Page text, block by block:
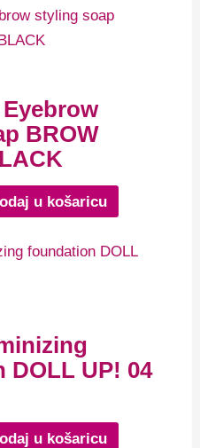
BROW
u košaricu
DOLL UP! 04
u košaricu